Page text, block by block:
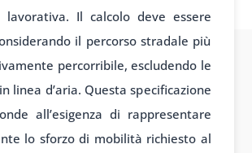
lavorativa. Il calcolo deve essere
il percorso stradale più
percorribile, escludendo le
linea d’aria. Questa specificazione
all’esigenza di rappresentare
lo sforzo di mobilità richiesto al